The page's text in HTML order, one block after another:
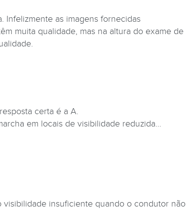
Infelizmente as imagens fornecidas
muita qualidade, mas na altura do exame de
certa é a A.
em locais de visibilidade reduzida...
visibilidade insuficiente quando o condutor não